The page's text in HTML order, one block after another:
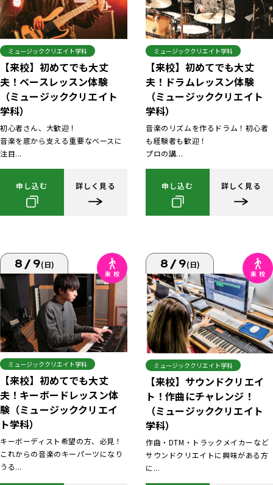
ミュージッククリエイト学科
【来校】初めてでも大丈
夫！ベースレッスン体験
（ミュージッククリエイト
学科）
初心者さん、大歓迎！
音楽を底から支える重要なベースに
注目...
申し込む 詳しく見る
ミュージッククリエイト学科
【来校】初めてでも大丈
夫！ドラムレッスン体験
（ミュージッククリエイト
学科）
音楽のリズムを作るドラム！初心者
も経験者も歓迎！
プロの講...
申し込む 詳しく見る
8/9(日)
ミュージッククリエイト学科
【来校】初めてでも大丈
夫！キーボードレッスン体
験（ミュージッククリエイ
ト学科）
キーボーディスト希望の方、必見！
これからの音楽のキーパーツになり
うる...
8/9(日)
ミュージッククリエイト学科
【来校】サウンドクリエイ
ト！作曲にチャレンジ！
（ミュージッククリエイト
学科）
作曲・DTM・トラックメイカーなど
サウンドクリエイトに興味がある方
に...